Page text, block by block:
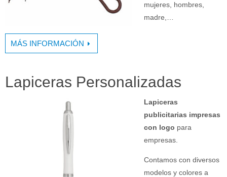
mujeres, hombres,
madre,…
MÁS INFORMACIÓN
Lapiceras Personalizadas
Lapiceras
publicitarias impresas
con logo para
empresas.
Contamos con diversos
modelos y colores a